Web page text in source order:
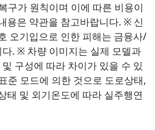
구가 원칙이며 이에 따른 비용이
용은 약관을 참고바랍니다. ※ 신
오기입으로 인한 피해는 금융사/
. ※ 차량 이미지는 실제 모델과
구성에 따라 차이가 있을 수 있
준 모드에 의한 것으로 도로상태,
태 및 외기온도에 따라 실주행연